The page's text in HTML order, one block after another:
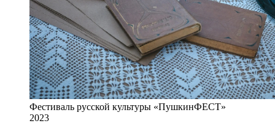
Фестиваль русской культуры «ПушкинФЕСТ»
2023